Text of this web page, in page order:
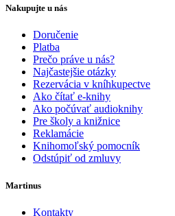
Nakupujte u nás
Doručenie
Platba
Prečo práve u nás?
Najčastejšie otázky
Rezervácia v kníhkupectve
Ako čítať e-knihy
Ako počúvať audioknihy
Pre školy a knižnice
Reklamácie
Knihomoľský pomocník
Odstúpiť od zmluvy
Martinus
Kontakty